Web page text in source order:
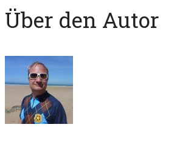
Über den Autor